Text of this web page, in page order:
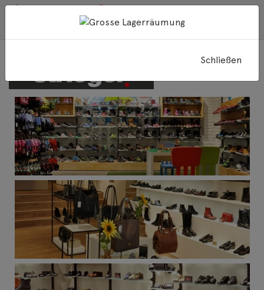
Schuh-Sport-Striegel GmbH, 70469 Stuttgart
Schließen